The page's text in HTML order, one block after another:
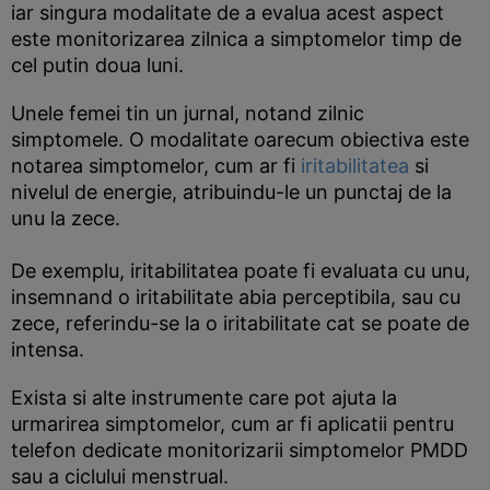
iar singura modalitate de a evalua acest aspect
este monitorizarea zilnica a simptomelor timp de
cel putin doua luni.
Unele femei tin un jurnal, notand zilnic
simptomele. O modalitate oarecum obiectiva este
notarea simptomelor, cum ar fi iritabilitatea si
nivelul de energie, atribuindu-le un punctaj de la
unu la zece.
De exemplu, iritabilitatea poate fi evaluata cu unu,
insemnand o iritabilitate abia perceptibila, sau cu
zece, referindu-se la o iritabilitate cat se poate de
intensa.
Exista si alte instrumente care pot ajuta la
urmarirea simptomelor, cum ar fi aplicatii pentru
telefon dedicate monitorizarii simptomelor PMDD
sau a ciclului menstrual.